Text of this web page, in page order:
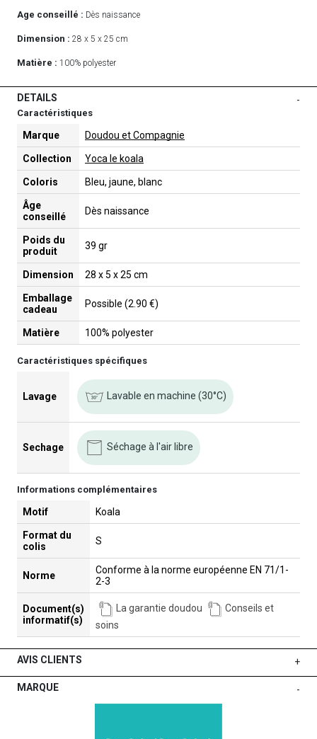
Age conseillé : Dès naissance
Dimension : 28 x 5 x 25 cm
Matière : 100% polyester
DETAILS -
Caractéristiques
Marque Doudou et Compagnie
Collection Yoca le koala
Coloris Bleu, jaune, blanc
Âge
conseillé
Dès naissance
Poids du
produit
39 gr
Dimension 28 x 5 x 25 cm
Emballage
cadeau
Possible (2.90 €)
Matière 100% polyester
Caractéristiques spécifiques
Lavage Lavable en machine (30°C)
Sechage Séchage à l'air libre
Informations complémentaires
Motif Koala
Format du
colis
S
Norme
Conforme à la norme européenne EN 71/1-
2-3
Document(s)
informatif(s)
La garantie doudou
Conseils et
soins
AVIS CLIENTS +
MARQUE -